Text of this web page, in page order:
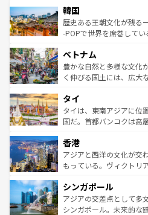
ワイを、存分に味わってほしい。 なお、新着
はコンテンツ一覧を参照
いる。アクティビティも
ビング、ハイキングなど
い。オーストラリアの多
参照してほしい。
ン）、静ひつな山岳地帯
と山間の静けさが共存し
驚きをもたらしてくれる
容にもいいと評判のスイ
が味わえる。 なお
照してほしい。
韓国
歴史ある王朝文化が残る
-POPで世界を席巻して
き、地方に足を延ばせば
できる。そして、キムチ
まで、さまざまな韓国料
リティに包まれながら、
わってみ
覧を参照してほしい。
ベトナム
豊かな自然と多様な文化
く伸びる国土には、広大
急速な発展と共に伝統が
ーチミン市のフランス統
醸し出している。また、
とつ。フォーやバインミ
ひ現地で味わいたい。ど
が旅行者を迎えてくれる
参照してほしい。
タイ
タイは、東南アジアに位
国だ。首都バンコクは高
の活気が交差している。
帯で自然と触れ合い、南
いビーチでリゾート気分
激する。気候は一年中温
が待っている。親しみや
た文化、そして多様な観
香港
アジアと西洋の文化が交
もっている。ヴィクトリ
み、どこを訪れても感動
ており、効率よく見どこ
うな絶景から文化的な体
シンガポール
アジアの交差点として多
シンガポール。未来的な